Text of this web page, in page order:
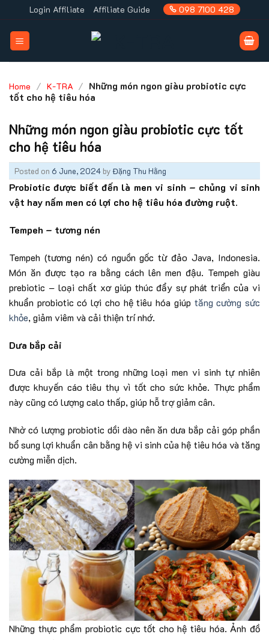
to
content
Login Affiliate Affiliate Guide 098 7100 428
Home / K-TRA / Những món ngon giàu probiotic cực
tốt cho hệ tiêu hóa
Những món ngon giàu probiotic cực tốt
cho hệ tiêu hóa
Posted on 6 June, 2024 byĐặng Thu Hằng
Probiotic được biết đến là men vi sinh – chủng vi sinh
vật hay nấm men có lợi cho hệ tiêu hóa đường ruột.
Tempeh – tương nén
Tempeh (tương nén) có nguồn gốc từ đảo Java, Indonesia.
Món ăn được tạo ra bằng cách lên men đậu. Tempeh giàu
prebiotic – loại chất xơ giúp thúc đẩy sự phát triển của vi
khuẩn probiotic có lợi cho hệ tiêu hóa giúp tăng cường sức
khỏe, giảm viêm và cải thiện trí nhớ.
Dưa bắp cải
Dưa cải bắp là một trong những loại men vi sinh tự nhiên
được khuyến cáo tiêu thụ vì tốt cho sức khỏe. Thực phẩm
này cũng có lượng calo thấp, giúp hỗ trợ giảm cân.
Nhờ có lượng probiotic dồi dào nên ăn dưa bắp cải góp phần
bổ sung lợi khuẩn cân bằng hệ vi sinh của hệ tiêu hóa và tăng
cường miễn dịch.
Những thực phẩm probiotic cực tốt cho hệ tiêu hóa. Ảnh đồ